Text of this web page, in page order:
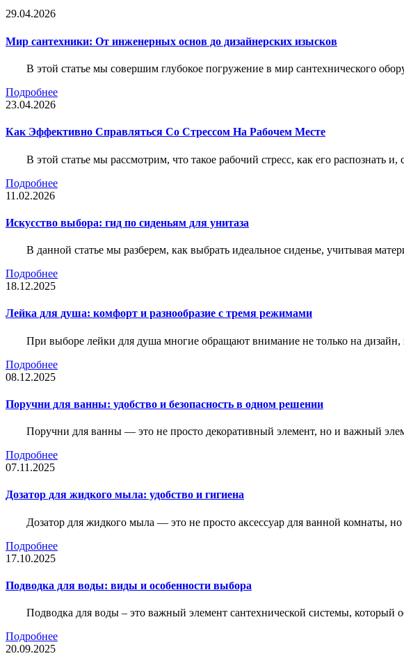
29.04.2026
Мир сантехники: От инженерных основ до дизайнерских изысков
В этой статье мы совершим глубокое погружение в мир сантехнического
Подробнее
23.04.2026
Как Эффективно Справляться Со Стрессом На Рабочем Месте
В этой статье мы рассмотрим, что такое рабочий стресс, как его распознать
Подробнее
11.02.2026
Искусство выбора: гид по сиденьям для унитаза
В данной статье мы разберем, как выбрать идеальное сиденье, учитывая
Подробнее
18.12.2025
Лейка для душа: комфорт и разнообразие с тремя режимами
При выборе лейки для душа многие обращают внимание не только на
Подробнее
08.12.2025
Поручни для ванны: удобство и безопасность в одном решении
Поручни для ванны — это не просто декоративный элемент, но и важный
Подробнее
07.11.2025
Дозатор для жидкого мыла: удобство и гигиена
Дозатор для жидкого мыла — это не просто аксессуар для ванной комнаты,
Подробнее
17.10.2025
Подводка для воды: виды и особенности выбора
Подводка для воды – это важный элемент сантехнической системы, который
Подробнее
20.09.2025